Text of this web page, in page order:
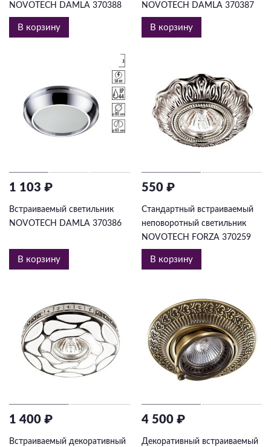
NOVOTECH DAMLA 370388
В корзину
NOVOTECH DAMLA 370387
В корзину
1 103 ₽
Встраиваемый светильник
NOVOTECH DAMLA 370386
В корзину
550 ₽
Стандартный встраиваемый
неповоротный светильник
NOVOTECH FORZA 370259
В корзину
1 400 ₽
Встраиваемый декоративный
4 500 ₽
Декоративный встраиваемый